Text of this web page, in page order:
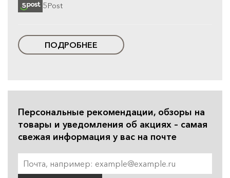
5Post
ПОДРОБНЕЕ
Персональные рекомендации, обзоры на
товары и уведомления об акциях – самая
свежая информация у вас на почте